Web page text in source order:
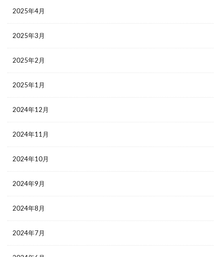
2025年4月
2025年3月
2025年2月
2025年1月
2024年12月
2024年11月
2024年10月
2024年9月
2024年8月
2024年7月